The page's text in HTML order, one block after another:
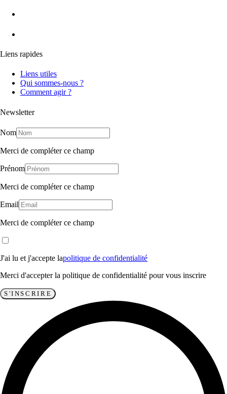
Liens rapides
Liens utiles
Qui sommes-nous ?
Comment agir ?
Newsletter
Nom
Merci de compléter ce champ
Prénom
Merci de compléter ce champ
Email
Merci de compléter ce champ
J'ai lu et j'accepte lapolitique de confidentialité
Merci d'accepter la politique de confidentialité pour vous inscrire
S'INSCRIRE